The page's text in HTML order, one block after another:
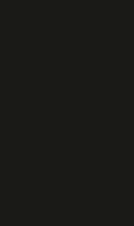
no clube,
ganhar o
dessa